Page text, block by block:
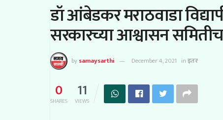
डॉ आंबेडकर मराठवाडा
सरकारच्या आश्वासन
bysamaysarthi December 4, 2021 inइतर
0
SHARES 11
VIEWS